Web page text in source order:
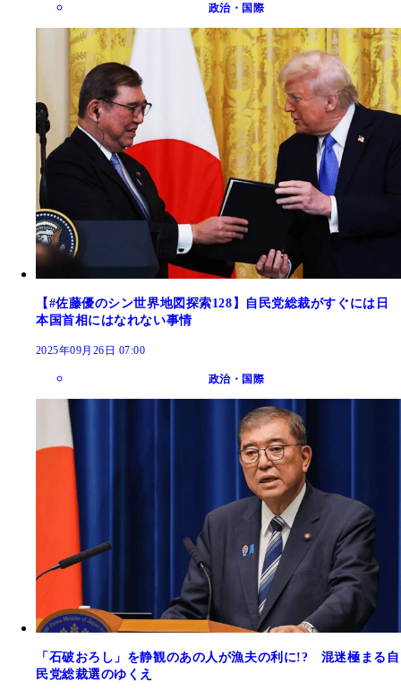
政治・国際
【#佐藤優のシン世界地図探索128】自民党総裁がすぐには日
本国首相にはなれない事情
2025年09月26日 07:00
政治・国際
「石破おろし」を静観のあの人が漁夫の利に!? 混迷極まる自
民党総裁選のゆくえ